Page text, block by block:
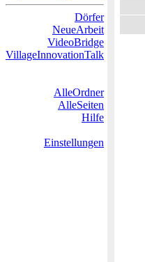
Dörfer
NeueArbeit
VideoBridge
VillageInnovationTalk
AlleOrdner
AlleSeiten
Hilfe
Einstellungen